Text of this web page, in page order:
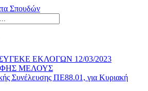
Σπουδών
ΕΚΛΟΓΩΝ 12/03/2023
ΜΕΛΟΥΣ
Συνέλευσης ΠΕ88.01, για Κυριακή